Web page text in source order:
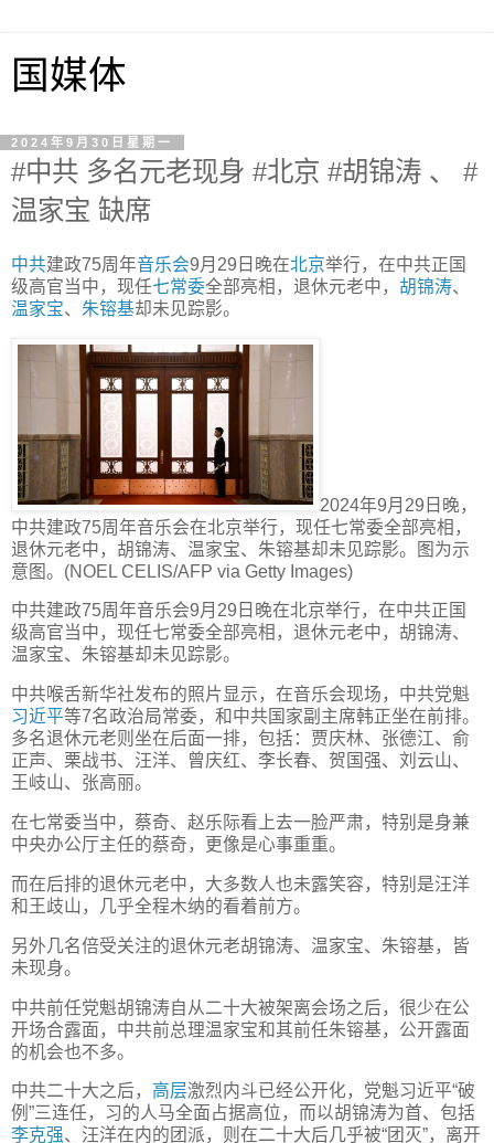
国媒体
2024年9月30日星期一
#中共 多名元老现身 #北京 #胡锦涛 、 #
温家宝 缺席
中共建政75周年音乐会9月29日晚在北京举行，在中共正国
级高官当中，现任七常委全部亮相，退休元老中， 胡锦涛、
温家宝、 朱镕基却未见踪影。
2024年9月29日晚，
中共建政75周年音乐会在北京举行，现任七常委全部亮相，
退休元老中，胡锦涛、温家宝、朱镕基却未见踪影。图为示
意图。(NOEL CELIS/AFP via Getty Images)
中共建政75周年音乐会9月29日晚在北京举行，在中共正国
级高官当中，现任七常委全部亮相，退休元老中，胡锦涛、
温家宝、朱镕基却未见踪影。
中共喉舌新华社发布的照片显示，在音乐会现场，中共党魁
习近平等7名政治局常委，和中共国家副主席韩正坐在前排。
多名退休元老则坐在后面一排，包括：贾庆林、张德江、俞
正声、栗战书、汪洋、曾庆红、李长春、贺国强、刘云山、
王岐山、张高丽。
在七常委当中，蔡奇、赵乐际看上去一脸严肃，特别是身兼
中央办公厅主任的蔡奇，更像是心事重重。
而在后排的退休元老中，大多数人也未露笑容，特别是汪洋
和王歧山，几乎全程木纳的看着前方。
另外几名倍受关注的退休元老胡锦涛、温家宝、朱镕基，皆
未现身。
中共前任党魁胡锦涛自从二十大被架离会场之后，很少在公
开场合露面，中共前总理温家宝和其前任朱镕基，公开露面
的机会也不多。
中共二十大之后， 高层激烈内斗已经公开化，党魁习近平“破
例”三连任，习的人马全面占据高位，而以胡锦涛为首、包括
李克强、汪洋在内的团派，则在二十大后几乎被“团灭”，离开